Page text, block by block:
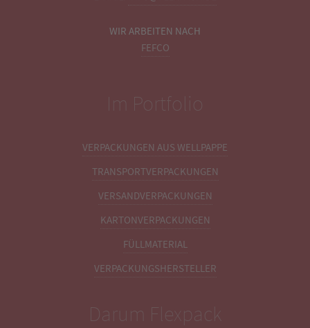
WIR ARBEITEN NACH
FEFCO
Im Portfolio
VERPACKUNGEN AUS WELLPAPPE
TRANSPORTVERPACKUNGEN
VERSANDVERPACKUNGEN
KARTONVERPACKUNGEN
FÜLLMATERIAL
VERPACKUNGSHERSTELLER
Darum Flexpack